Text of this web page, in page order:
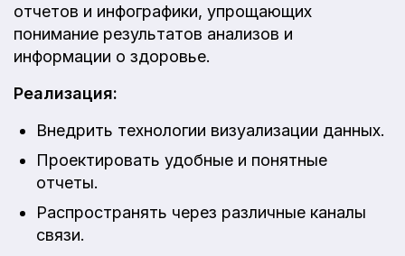
отчетов и инфографики, упрощающих
понимание результатов анализов и
информации о здоровье.
Реализация:
Внедрить технологии визуализации данных.
Проектировать удобные и понятные
отчеты.
Распространять через различные каналы
связи.